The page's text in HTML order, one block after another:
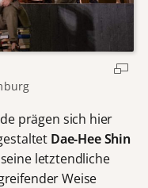
prägen sich hier
Dae-HeeShin
letztendliche
Weise